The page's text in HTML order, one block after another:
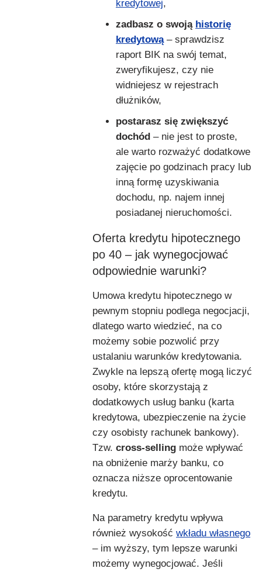
kredytowej,
zadbasz o swoją historię
kredytową– sprawdzisz
raport BIK na swój temat,
zweryfikujesz, czy nie
widniejesz w rejestrach
dłużników,
postarasz się zwiększyć
dochód – nie jest to proste,
ale warto rozważyć dodatkowe
zajęcie po godzinach pracy lub
inną formę uzyskiwania
dochodu, np. najem innej
posiadanej nieruchomości.
Oferta kredytu hipotecznego
po 40 – jak wynegocjować
odpowiednie warunki?
Umowa kredytu hipotecznego w
pewnym stopniu podlega negocjacji,
dlatego warto wiedzieć, na co
możemy sobie pozwolić przy
ustalaniu warunków kredytowania.
Zwykle na lepszą ofertę mogą liczyć
osoby, które skorzystają z
dodatkowych usług banku (karta
kredytowa, ubezpieczenie na życie
czy osobisty rachunek bankowy).
Tzw. cross-selling może wpływać
na obniżenie marży banku, co
oznacza niższe oprocentowanie
kredytu.
Na parametry kredytu wpływa
również wysokość wkładu własnego
– im wyższy, tym lepsze warunki
możemy wynegocjować. Jeśli